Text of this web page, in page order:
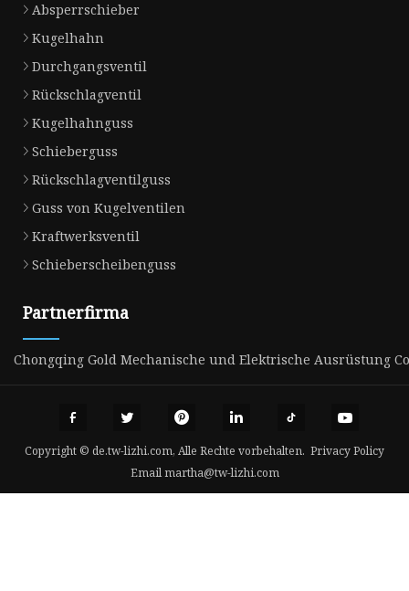
Absperrschieber
Kugelhahn
Durchgangsventil
Rückschlagventil
Kugelhahnguss
Schieberguss
Rückschlagventilguss
Guss von Kugelventilen
Kraftwerksventil
Schieberscheibenguss
Partnerfirma
Chongqing Gold Mechanische und Elektrische Ausrüstung
Copyright © de.tw-lizhi.com, Alle Rechte vorbehalten. Privacy Policy
Emailmartha@tw-lizhi.com